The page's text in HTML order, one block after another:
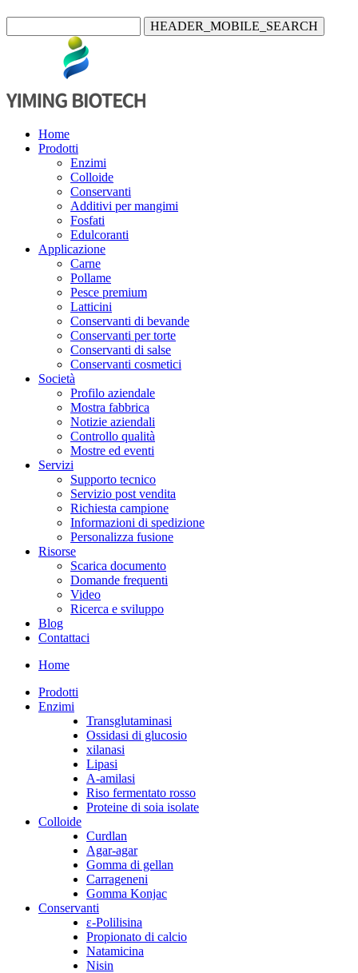
HEADER_MOBILE_SEARCH
Home
Prodotti
Enzimi
Colloide
Conservanti
Additivi per mangimi
Fosfati
Edulcoranti
Applicazione
Carne
Pollame
Pesce premium
Latticini
Conservanti di bevande
Conservanti per torte
Conservanti di salse
Conservanti cosmetici
Società
Profilo aziendale
Mostra fabbrica
Notizie aziendali
Controllo qualità
Mostre ed eventi
Servizi
Supporto tecnico
Servizio post vendita
Richiesta campione
Informazioni di spedizione
Personalizza fusione
Risorse
Scarica documento
Domande frequenti
Video
Ricerca e sviluppo
Blog
Contattaci
Home
Prodotti
Enzimi
Transglutaminasi
Ossidasi di glucosio
xilanasi
Lipasi
A-amilasi
Riso fermentato rosso
Proteine di soia isolate
Colloide
Curdlan
Agar-agar
Gomma di gellan
Carrageneni
Gomma Konjac
Conservanti
ε-Polilisina
Propionato di calcio
Natamicina
Nisin